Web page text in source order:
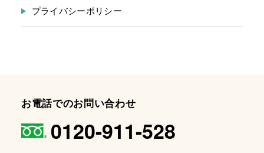
プライバシーポリシー
お電話でのお問い合わせ
0120-911-528